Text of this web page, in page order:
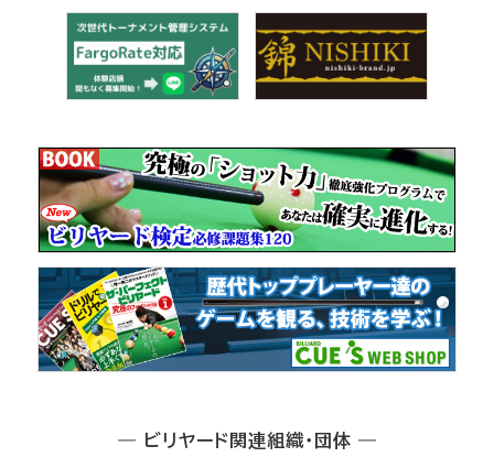
― ビリヤード関連組織・団体 ―